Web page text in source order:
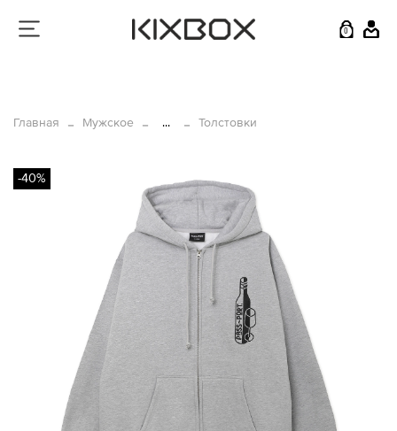
0
Главная Мужское ... Толстовки
-40%